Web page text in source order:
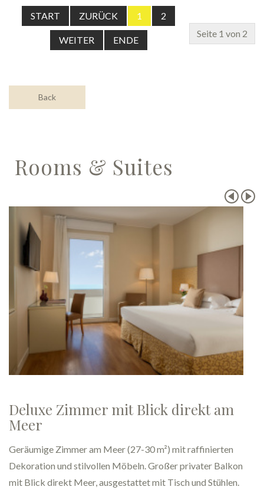
Seite 1 von 2
START ZURÜCK 1 2
WEITER ENDE
Back
Rooms & Suites
Superior Zimmer